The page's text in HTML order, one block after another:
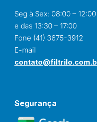
Seg à Sex: 08:00 – 12:00
e das 13:30 – 17:00
Fone (41) 3675-3912
E-mail
Segurança